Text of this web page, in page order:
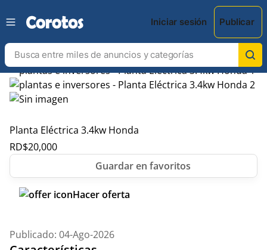
Iniciar sesión Publicar
Planta Eléctrica 3.4kw Honda
RD$20,000
Hacer oferta
Publicado: 04-Ago-2026